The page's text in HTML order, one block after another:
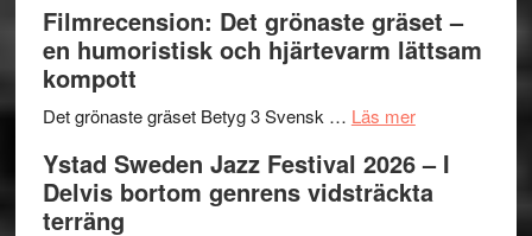
nya
titlar
årets
Shahab
Mehrabi
Filmstadens
stipendium
Filmrecension: Det grönaste gräset –
en humoristisk och hjärtevarm lättsam
kompott
Det grönaste gräset Betyg 3 Svensk … Läs merom
Det
grönaste
Ystad Sweden Jazz Festival 2026 – I
Delvis bortom genrens vidsträckta
terräng